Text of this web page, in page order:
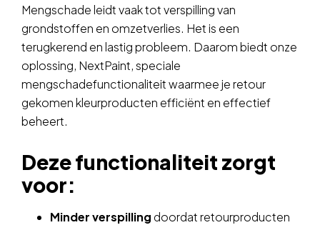
Mengschade leidt vaak tot verspilling van
grondstoffen en omzetverlies. Het is een
terugkerend en lastig probleem. Daarom biedt onze
oplossing, NextPaint, speciale
mengschadefunctionaliteit waarmee je retour
gekomen kleurproducten efficiënt en effectief
beheert.
Deze functionaliteit zorgt
voor:
Minder verspilling doordat retourproducten